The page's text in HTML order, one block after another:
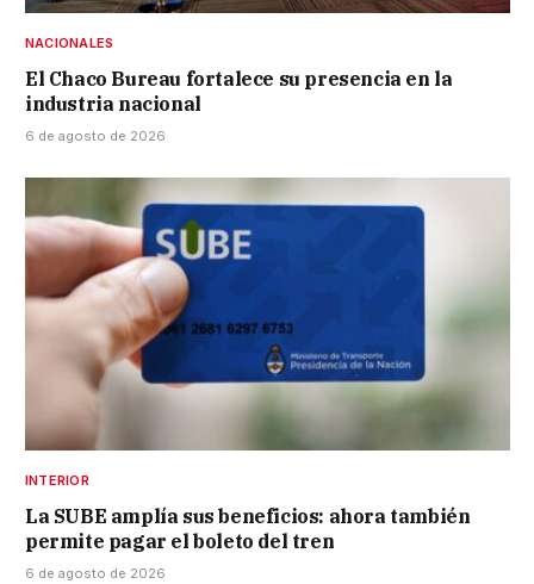
NACIONALES
El Chaco Bureau fortalece su presencia en la
industria nacional
6 de agosto de 2026
INTERIOR
La SUBE amplía sus beneficios: ahora también
permite pagar el boleto del tren
6 de agosto de 2026